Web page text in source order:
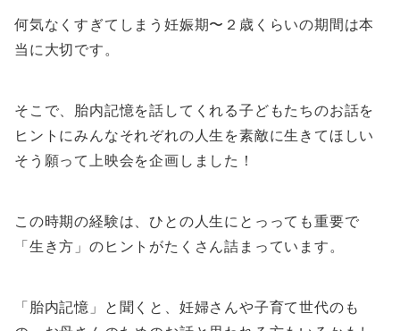
何気なくすぎてしまう妊娠期〜２歳くらいの期間は本
当に大切です。
そこで、胎内記憶を話してくれる子どもたちのお話を
ヒントにみんなそれぞれの人生を素敵に生きてほしい
そう願って上映会を企画しました！
この時期の経験は、ひとの人生にとっっても重要で
「生き方」のヒントがたくさん詰まっています。
「胎内記憶」と聞くと、妊婦さんや子育て世代のも